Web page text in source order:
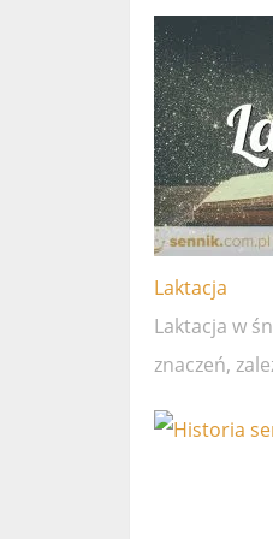
Laktacja
Laktacja w
znaczeń,